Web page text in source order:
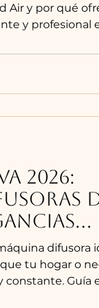
Air y por qué
y profesional
2026:
difusora
tu hogar o
constante. Guía